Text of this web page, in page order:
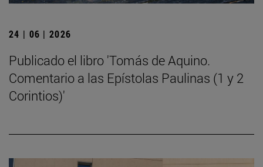
24 | 06 | 2026
Publicado el libro 'Tomás de Aquino.
Comentario a las Epístolas Paulinas (1 y 2
Corintios)'